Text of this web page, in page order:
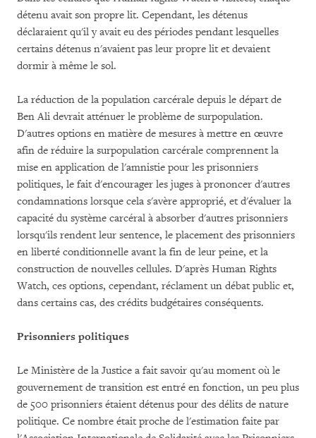
détenu avait son propre lit. Cependant, les détenus
déclaraient qu'il y avait eu des périodes pendant lesquelles
certains détenus n'avaient pas leur propre lit et devaient
dormir à même le sol.
La réduction de la population carcérale depuis le départ de
Ben Ali devrait atténuer le problème de surpopulation.
D'autres options en matière de mesures à mettre en œuvre
afin de réduire la surpopulation carcérale comprennent la
mise en application de l'amnistie pour les prisonniers
politiques, le fait d'encourager les juges à prononcer d'autres
condamnations lorsque cela s'avère approprié, et d'évaluer la
capacité du système carcéral à absorber d'autres prisonniers
lorsqu'ils rendent leur sentence, le placement des prisonniers
en liberté conditionnelle avant la fin de leur peine, et la
construction de nouvelles cellules. D'après Human Rights
Watch, ces options, cependant, réclament un débat public et,
dans certains cas, des crédits budgétaires conséquents.
Prisonniers politiques
Le Ministère de la Justice a fait savoir qu'au moment où le
gouvernement de transition est entré en fonction, un peu plus
de 500 prisonniers étaient détenus pour des délits de nature
politique. Ce nombre était proche de l'estimation faite par